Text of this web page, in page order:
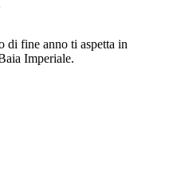
di fine anno ti aspetta in
Imperiale.